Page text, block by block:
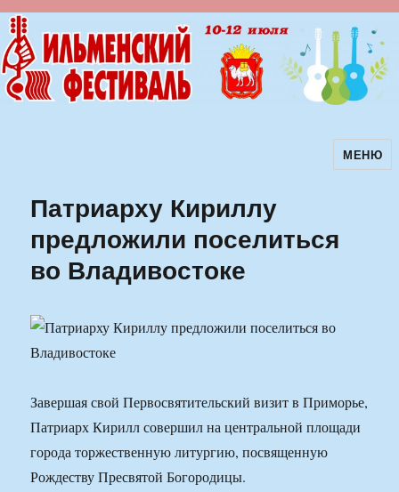
Ильменский фестиваль авторскойМЕНЮ
Патриарху Кириллу
предложили поселиться
во Владивостоке
Завершая свой Первосвятительский визит в Приморье,
Патриарх Кирилл совершил на центральной площади
города торжественную литургию, посвященную
Рождеству Пресвятой Богородицы.